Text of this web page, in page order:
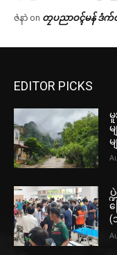
ဇဲနာဲ on တၠပညာဝၚ်မန် ဒံက်
EDITOR PICKS
မ
(